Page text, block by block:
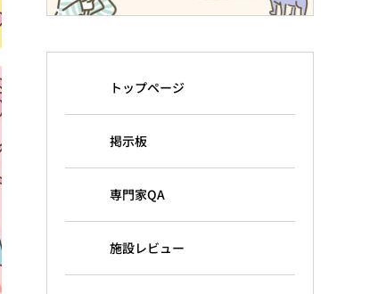
トップページ
掲示板
専門家QA
施設レビュー